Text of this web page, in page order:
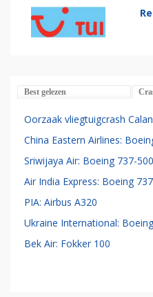
Best gelezen
Oorzaak vliegtuigcrash
China Eastern Airlines:
Sriwijaya Air: Boeing 737-500
Air India Express: Boeing
PIA: Airbus A320
Ukraine International:
Bek Air: Fokker 100